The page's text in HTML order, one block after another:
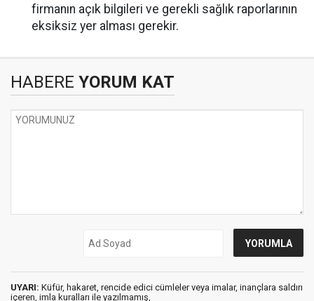
firmanın açık bilgileri ve gerekli sağlık raporlarının
eksiksiz yer alması gerekir.
HABERE YORUM KAT
UYARI: Küfür, hakaret, rencide edici cümleler veya imalar, inançlara saldırı
içeren, imla kuralları ile yazılmamış,